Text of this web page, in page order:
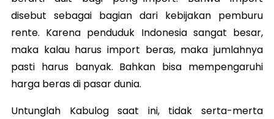
disebut sebagai bagian dari kebijakan pemburu
rente. Karena penduduk Indonesia sangat besar,
maka kalau harus import beras, maka jumlahnya
pasti harus banyak. Bahkan bisa mempengaruhi
harga beras di pasar dunia.
Untunglah Kabulog saat ini, tidak serta-merta